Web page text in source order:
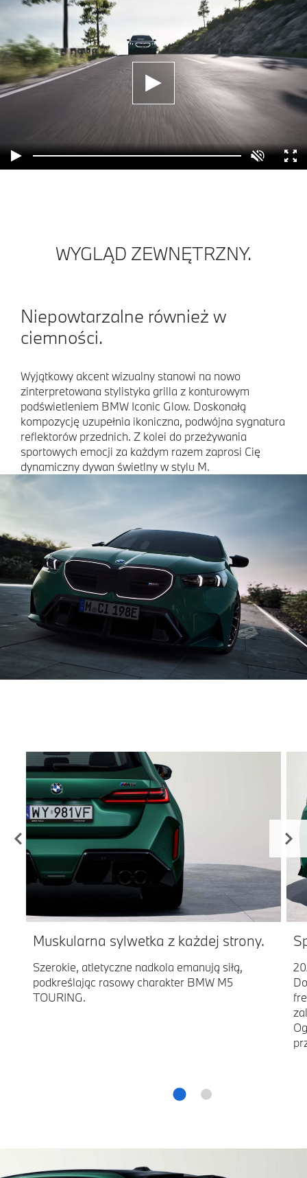
WYGLĄD ZEWNĘTRZNY.
Niepowtarzalne również w
ciemności.
Wyjątkowy akcent wizualny stanowi na nowo
zinterpretowana stylistyka grilla z konturowym
podświetleniem BMW Iconic Glow. Doskonałą
kompozycję uzupełnia ikoniczna, podwójna sygnatura
reflektorów przednich. Z kolei do przeżywania
sportowych emocji za każdym razem zaprosi Cię
dynamiczny dywan świetlny w stylu M.
Muskularna sylwetka z każdej strony.
Szerokie, atletyczne nadkola emanują siłą,
podkreślając rasowy charakter BMW M5
TOURING.